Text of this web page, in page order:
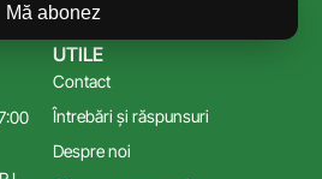
Mă abonez
UTILE
Contact
Întrebări și răspunsuri
Despre noi